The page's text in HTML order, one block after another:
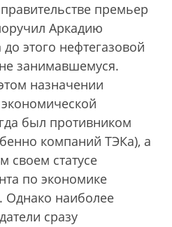
премьер
Аркадию
этого нефтегазовой
занимавшемуся.
назначении
был противником
компаний ТЭКа), а
своем статусе
по экономике
Однако наиболее
сразу